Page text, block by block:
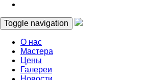
Toggle navigation
О нас
Мастера
Цены
Галереи